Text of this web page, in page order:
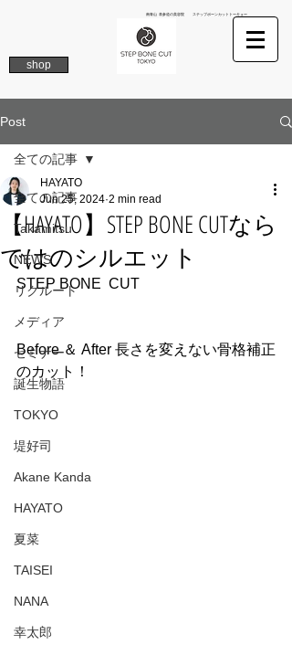
南青山 表参道の美容院 ステップボーンカットトーキョー
shop
Post
全ての記事
Takamitsu
NEWS
リクルート
メディア
セミナー
誕生物語
TOKYO
堤好司
Akane Kanda
HAYATO
夏菜
TAISEI
NANA
幸太郎
全ての記事
【HAYATO】STEP BONE CUTなら
ではのシルエット
HAYATO
Jun 25, 2024 2 min read
STEP BONE  CUT
Before ＆ After 長さを変えない骨格補正
のカット！